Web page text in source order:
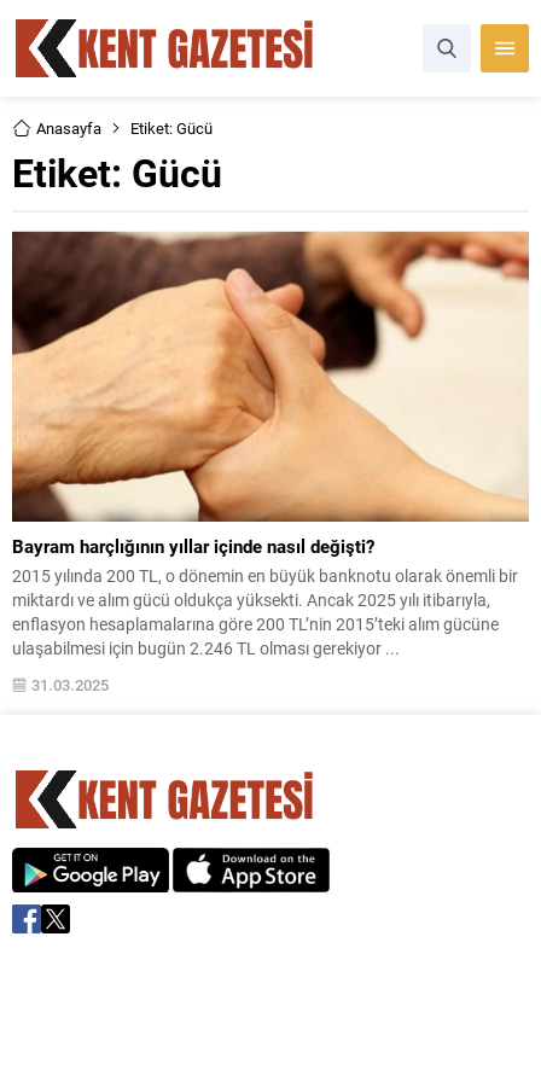
Anasayfa Etiket: Gücü
Etiket: Gücü
Bayram harçlığının yıllar içinde nasıl değişti?
2015 yılında 200 TL, o dönemin en büyük banknotu olarak önemli bir
miktardı ve alım gücü oldukça yüksekti. Ancak 2025 yılı itibarıyla,
enflasyon hesaplamalarına göre 200 TL’nin 2015’teki alım gücüne
ulaşabilmesi için bugün 2.246 TL olması gerekiyor ...
31.03.2025